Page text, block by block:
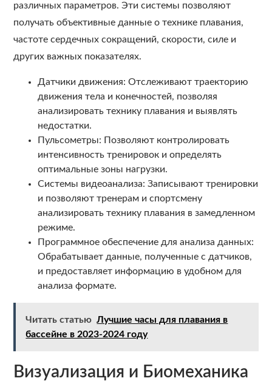
различных параметров. Эти системы позволяют
получать объективные данные о технике плавания,
частоте сердечных сокращений, скорости, силе и
других важных показателях.
Датчики движения: Отслеживают траекторию
движения тела и конечностей, позволяя
анализировать технику плавания и выявлять
недостатки.
Пульсометры: Позволяют контролировать
интенсивность тренировок и определять
оптимальные зоны нагрузки.
Системы видеоанализа: Записывают тренировки
и позволяют тренерам и спортсмену
анализировать технику плавания в замедленном
режиме.
Программное обеспечение для анализа данных:
Обрабатывает данные, полученные с датчиков,
и предоставляет информацию в удобном для
анализа формате.
Читать статью Лучшие часы для плавания в
бассейне в 2023-2024 году
Визуализация и Биомеханика